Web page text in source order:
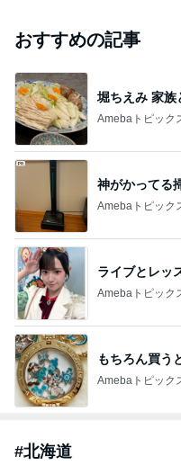
おすすめの記事
堀ちえみ 家族
Amebaトピック
神がかってる
Amebaトピック
ライブとレッ
Amebaトピック
もちろん買う
Amebaトピック
#北海道